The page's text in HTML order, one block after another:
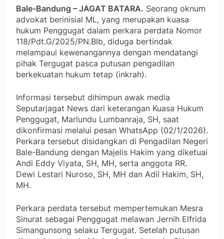
Bale-Bandung – JAGAT BATARA. Seorang oknum
advokat berinisial ML, yang merupakan kuasa
hukum Penggugat dalam perkara perdata Nomor
118/Pdt.G/2025/PN.Blb, diduga bertindak
melampaui kewenangannya dengan mendatangi
pihak Tergugat pasca putusan pengadilan
berkekuatan hukum tetap (inkrah).
Informasi tersebut dihimpun awak media
Seputarjagat News dari keterangan Kuasa Hukum
Penggugat, Marlundu Lumbanraja, SH, saat
dikonfirmasi melalui pesan WhatsApp (02/1/2026).
Perkara tersebut disidangkan di Pengadilan Negeri
Bale-Bandung dengan Majelis Hakim yang diketuai
Andi Eddy Viyata, SH, MH, serta anggota RR.
Dewi Lestari Nuroso, SH, MH dan Adil Hakim, SH,
MH.
Perkara perdata tersebut mempertemukan Mesra
Sinurat sebagai Penggugat melawan Jernih Elfrida
Simangunsong selaku Tergugat. Setelah putusan